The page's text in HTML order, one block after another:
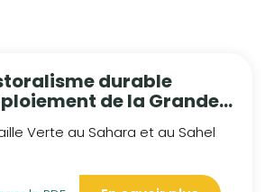
durable
de la Grande
Verte au Sahara et au Sahel